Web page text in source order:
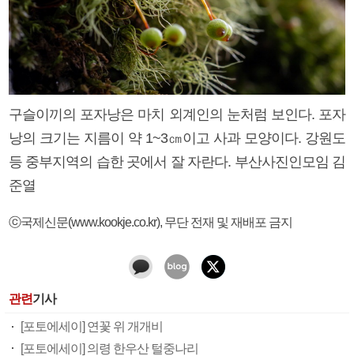
구슬이끼의 포자낭은 마치 외계인의 눈처럼 보인다. 포자
낭의 크기는 지름이 약 1~3㎝이고 사과 모양이다. 강원도
등 중부지역의 습한 곳에서 잘 자란다. 부산사진인모임 김
준열
ⓒ국제신문(www.kookje.co.kr), 무단 전재 및 재배포 금지
관련기사
[포토에세이] 연꽃 위 개개비
[포토에세이] 의령 한우산 털중나리